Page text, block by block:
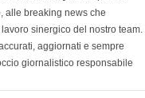
alle breaking news che
sinergico del nostro team. Il
aggiornati e sempre
giornalistico responsabile